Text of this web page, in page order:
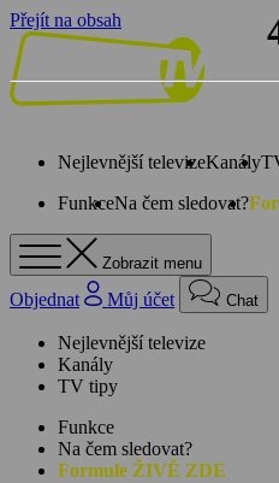
Přejít na obsah
Nejlevnější televizeKanály
FunkceNa čem sledovat?
Zobrazit menu
Objednat Můj účet Chat
Nejlevnější televize
Kanály
TV tipy
Funkce
Na čem sledovat?
Formule ŽIVĚ ZDE